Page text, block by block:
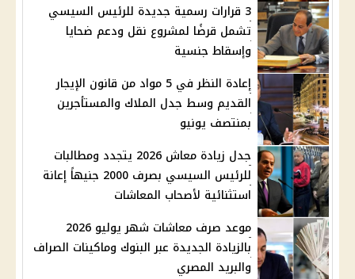
3 قرارات رسمية جديدة للرئيس السيسي
تشمل قرضًا لمشروع نقل ودعم ضحايا
وإسقاط جنسية
إعادة النظر في 5 مواد من قانون الإيجار
القديم وسط جدل الملاك والمستأجرين
بمنتصف يونيو
جدل زيادة معاش 2026 يتجدد ومطالبات
للرئيس السيسي بصرف 2000 جنيهاً إعانة
استثنائية لأصحاب المعاشات
موعد صرف معاشات شهر يوليو 2026
بالزيادة الجديدة عبر البنوك وماكينات الصراف
والبريد المصري